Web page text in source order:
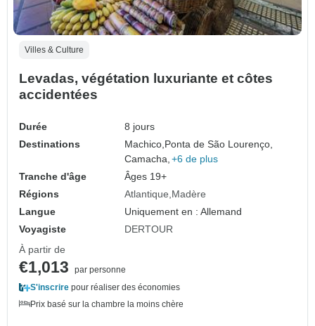
Villes & Culture
Levadas, végétation luxuriante et côtes
accidentées
Durée
8 jours
Destinations
Machico, Ponta de São Lourenço,
Camacha, +6 de plus
Tranche d'âge
Âges 19+
Régions
Atlantique Madère
Langue
Uniquement en : Allemand
Voyagiste
DERTOUR
À partir de
€1,013
par personne
S'inscrire pour réaliser des économies
Prix basé sur la chambre la moins chère